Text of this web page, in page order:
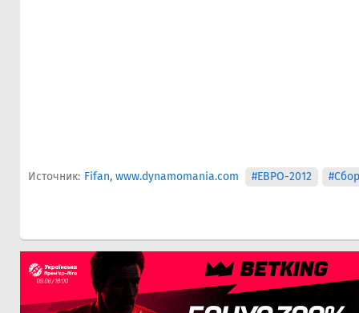
Источник: Fifan, www.dynamomania.com #ЕВРО-2012